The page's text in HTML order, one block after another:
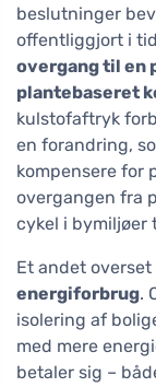
beslutninger
offentliggjort i
overgang til en
plantebaseret
kulstofaftryk
en forandring,
kompensere for
overgangen fra
cykel i bymiljøer
Et andet overset
energiforbrug.
isolering af
med mere
betaler sig –